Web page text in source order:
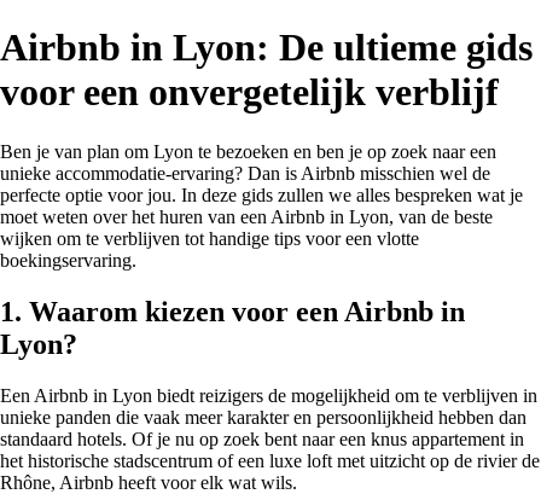
Airbnb in Lyon: De ultieme gids
voor een onvergetelijk verblijf
Ben je van plan om Lyon te bezoeken en ben je op zoek naar een
unieke accommodatie-ervaring? Dan is Airbnb misschien wel de
perfecte optie voor jou. In deze gids zullen we alles bespreken wat je
moet weten over het huren van een Airbnb in Lyon, van de beste
wijken om te verblijven tot handige tips voor een vlotte
boekingservaring.
1. Waarom kiezen voor een Airbnb in
Lyon?
Een Airbnb in Lyon biedt reizigers de mogelijkheid om te verblijven in
unieke panden die vaak meer karakter en persoonlijkheid hebben dan
standaard hotels. Of je nu op zoek bent naar een knus appartement in
het historische stadscentrum of een luxe loft met uitzicht op de rivier de
Rhône, Airbnb heeft voor elk wat wils.